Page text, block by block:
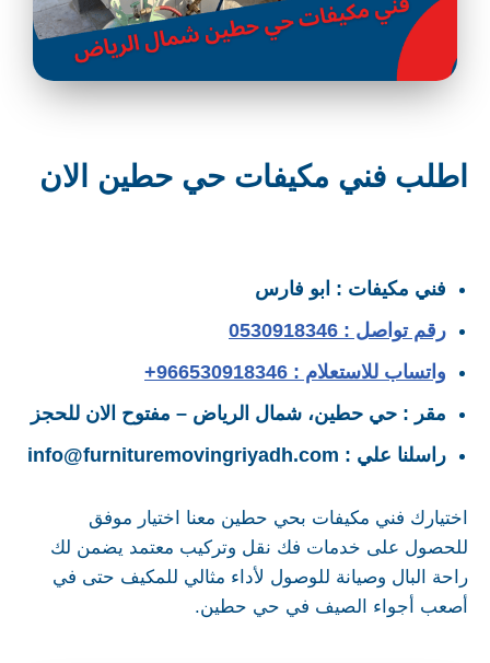
اطلب فني مكيفات حي حطين الان
فني مكيفات : ابو فارس
رقم تواصل : 0530918346
واتساب للاستعلام : 966530918346+
مقر : حي حطين، شمال الرياض – مفتوح الان للحجز
راسلنا علي : info@furnituremovingriyadh.com
اختيارك فني مكيفات بحي حطين معنا اختيار موفق
للحصول على خدمات فك نقل وتركيب معتمد يضمن لك
راحة البال وصيانة للوصول لأداء مثالي للمكيف حتى في
أصعب أجواء الصيف في حي حطين.